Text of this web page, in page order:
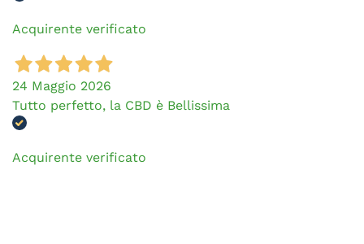
Acquirente verificato
24 Maggio 2026
Tutto perfetto, la CBD è Bellissima
Acquirente verificato